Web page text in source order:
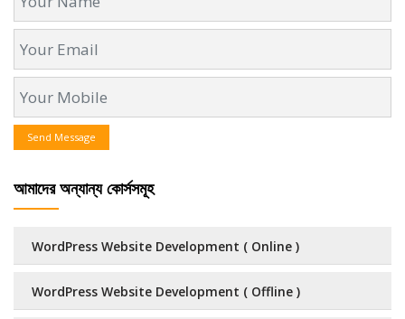
Send Message
আমাদের অন্যান্য কোর্সসমূহ
WordPress Website Development ( Online )
WordPress Website Development ( Offline )